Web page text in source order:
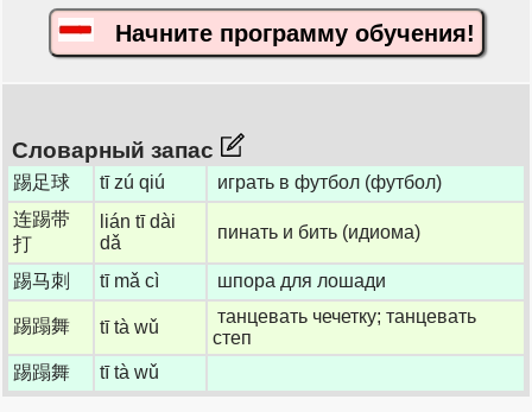
Начните программу обучения!
Словарный запас
踢足球 tī zú qiú
играть в футбол (футбол)
连踢带
打
lián tī dài
dǎ
пинать и бить (идиома)
踢马刺 tī mǎ cì шпора для лошади
踢蹋舞 tī tà wǔ
танцевать чечетку; танцевать
степ
踢蹋舞
tī tà wǔ